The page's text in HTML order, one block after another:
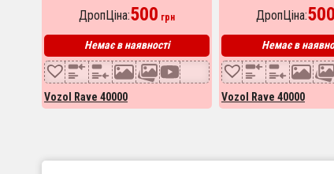
ДропЦіна:500 грн
Немає в наявності
Vozol Rave 40000
ДропЦіна:500
Немає в
Vozol Rave 40000